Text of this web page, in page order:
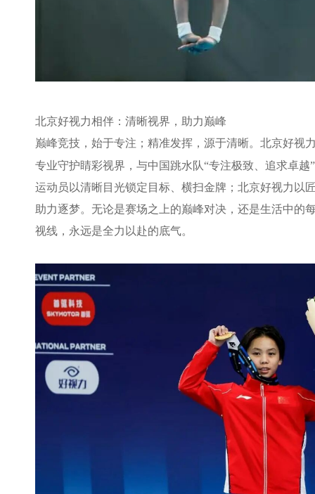
北京好视力相伴：清晰视界，助力巅峰
巅峰竞技，始于专注；精准发挥，源于清晰。北京好视
专业守护睛彩视界，与中国跳水队“专注极致、追求卓越
运动员以清晰目光锁定目标、横扫金牌；北京好视力以
助力逐梦。无论是赛场之上的巅峰对决，还是生活中的
视线，永远是全力以赴的底气。